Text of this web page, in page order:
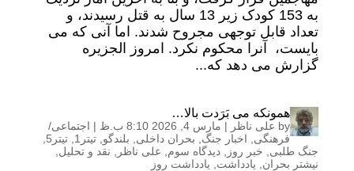
به 153 کودک زیر 13 سال به قتل رسیدند، و
تعداد قابل توجهی مجروح شدند. اما آنی که می
بایست، آنرا محکوم نکرد. امروز الجزیره
گزارش می دهد که...
همونکه می بَرَدت بالا…
by علی ناظر | مارس 4, 2026 8:10 ب.ظ | اجتماعی/
فرهنگی
اخبار جنگ بحران داخلی بلندگو تیتر1 تیتر5
جنگ طلبی
خبر روز دیدگاه سوم علی ناظر نقد و تحلیل
نیشتر بحران
یادداشت یادداشت روز